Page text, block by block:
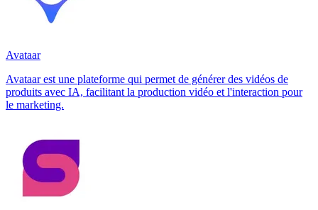
Avataar
Avataar est une plateforme qui permet de générer des vidéos de
produits avec IA, facilitant la production vidéo et l'interaction pour
le marketing.